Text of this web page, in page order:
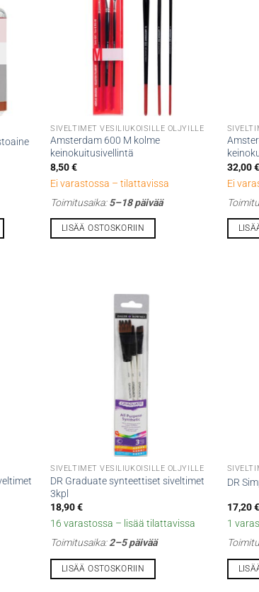
SIVELTIMET VESILIUKOISILLE ÖLJYILLE
Amsterdam 600 M kolme
keinokuitusivellintä
8,50€
Ei varastossa – tilattavissa
Toimitusaika:5–18 päivää
LISÄÄ OSTOSKORIIN
32,00€
Ei
SIVELTIMET VESILIUKOISILLE ÖLJYILLE
DR Graduate synteettiset siveltimet
3kpl
18,90€
16 varastossa – lisää tilattavissa
Toimitusaika:2–5 päivää
LISÄÄ OSTOSKORIIN
DR
17,20€
1